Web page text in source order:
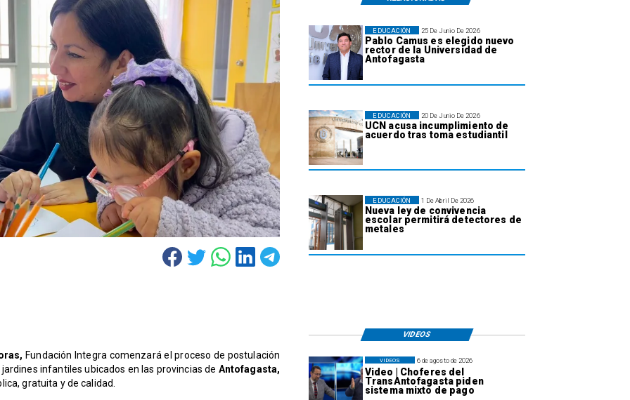
25 De Junio De 2026
Pablo Camus es elegido nuevo
rector de la Universidad de
Antofagasta
EDUCACIÓN
20 De Junio De 2026
UCN acusa incumplimiento de
acuerdo tras toma estudiantil
EDUCACIÓN
1 De Abril De 2026
Nueva ley de convivencia
escolar permitirá detectores de
metales
EDUCACIÓN
Fundación Integra comenzará el proceso de postulación
infantiles ubicados en las provincias de Antofagasta,
gratuita y de calidad.
VIDEOS
6 de agosto de 2026
Video | Choferes del
TransAntofagasta piden
sistema mixto de pago
VIDEOS